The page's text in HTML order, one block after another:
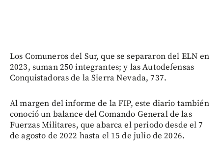
Los Comuneros del Sur, que se separaron del ELN en
2023, suman 250 integrantes; y las Autodefensas
Conquistadoras de la Sierra Nevada, 737.
Al margen del informe de la FIP, este diario también
conoció un balance del Comando General de las
Fuerzas Militares, que abarca el periodo desde el 7
de agosto de 2022 hasta el 15 de julio de 2026.